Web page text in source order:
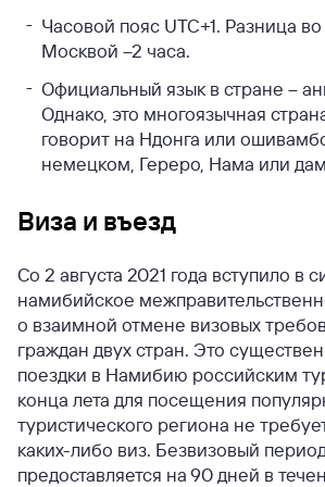
Часовой пояс UTC+1. Разница
Москвой –2 часа.
Официальный язык в стране –
Однако, это многоязычная
говорит на Ндонга или
немецком, Гереро, Нама или
Виза и въезд
Со 2 августа 2021 года вступило в
намибийское
о взаимной отмене визовых
граждан двух стран. Это
поездки в Намибию российским
конца лета для посещения
туристического региона не
каких-либо виз. Безвизовый период
предоставляется на 90 дней в